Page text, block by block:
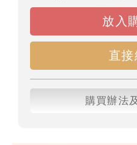
放入
直接
購買辦法